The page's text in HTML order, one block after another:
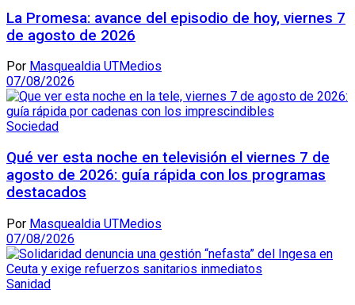
La Promesa: avance del episodio de hoy, viernes 7
de agosto de 2026
Por Masquealdia UTMedios
07/08/2026
Sociedad
Qué ver esta noche en televisión el viernes 7 de
agosto de 2026: guía rápida con los programas
destacados
Por Masquealdia UTMedios
07/08/2026
Sanidad